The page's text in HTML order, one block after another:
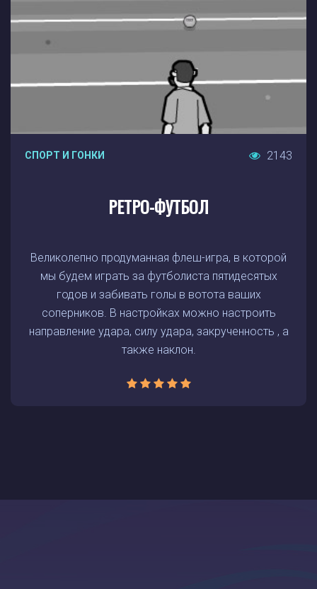
СПОРТ И ГОНКИ 2143
РЕТРО-ФУТБОЛ
Великолепно продуманная флеш-игра, в которой
мы будем играть за футболиста пятидесятых
годов и забивать голы в вотота ваших
соперников. В настройках можно настроить
направление удара, силу удара, закрученность , а
также наклон.